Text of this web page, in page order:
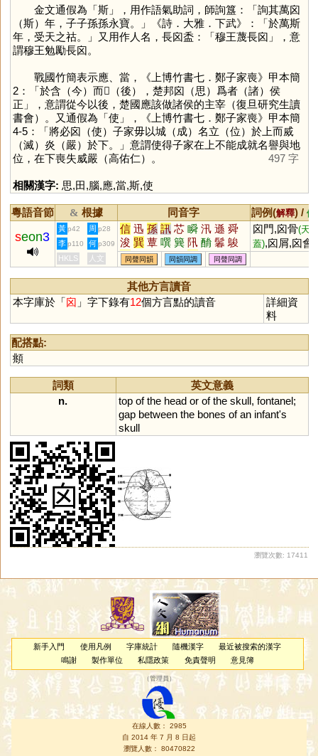
金文通假為「斯」，用作語氣助詞，師詢簋：「詢其萬囟
（斯）年，子子孫孫永寶。」《詩．大雅．下武》：「於萬斯
年，受天之祜。」又用作人名，長囟盉：「穆王蔑長囟」，意
謂穆王勉勵長囟。
戰國竹簡表示應、當，《上博竹書七．鄭子家喪》甲本簡
2：「於含（今）而𨒥（後），楚邦囟（思）爲者（諸）侯
正」，意謂從今以後，楚國應該做諸侯的主宰（復旦研究生讀
書會）。又通假為「使 」，《上博竹書七．鄭子家喪》甲本簡
4-5：「將必囟（使）子家毋以城（成）名立（位）於上而烕
（滅）炎（嚴）於下。」意謂使得子家在上不能成就名譽與地
位，在下喪失威嚴（高佑仁）。
497 字
相關漢字: 思,田,腦,應,當,斯,使
粵語音節 & 根據 同音字 詞例(解釋) / 備
seon3
黃 p42 周 p28 信 迅 孫 訊 芯 瞬 汛 遜 舜
浚 巽 蕈 噀 簨 阠 酳 鬊 鵔
濬 潠 眴 蕣 瞚 愻
囟門,囟骨(天
蓋),囟屑,囟會,
李 p110 何 p309
HKLS 人文 同聲同韻 同韻同調 同聲同調
其他方言讀音
本字庫於「囟 」字下錄有12個方言點的讀音
詳細資
料
配搭點:
頫
詞類
英文意義
n.
top of the head or of the skull, fontanel;
gap between the bones of an infant's
skull
瀏覽次數: 17411
新手入門 使用凡例 字庫統計 隨機漢字
最近被搜索的漢字
鳴謝
製作單位 私隱政策 免責聲明 意見簿
（管理員 ）
在線人數： 2985
自 2014 年 7 月 8 日起
瀏覽人數： 80470822